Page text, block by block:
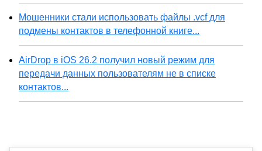
Мошенники стали использовать файлы .vcf для
подмены контактов в телефонной книге...
AirDrop в iOS 26.2 получил новый режим для
передачи данных пользователям не в списке
контактов...